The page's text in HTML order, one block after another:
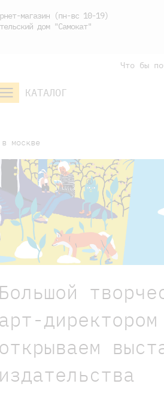
магазин (пн-вс 10-19)
дом "Самокат"
Что бы
КАТАЛОГ
москве
Большой
арт-
открываем
издательства